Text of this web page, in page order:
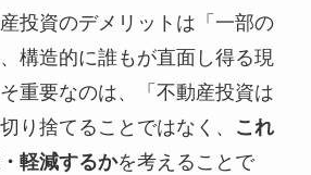
投資のデメリットは「一部の
構造的に誰もが直面し得る現
重要なのは、「不動産投資は
り捨てることではなく、
これ
軽減するかを考えることで